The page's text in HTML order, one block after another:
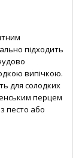
підходить
випічкою.
для солодких
перцем
песто або